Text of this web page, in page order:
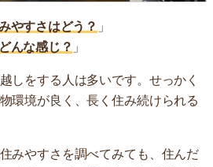
やすさはどう？ 」
んな感じ？ 」
しをする人は多いです。せっかく
環境が良く、長く住み続けられる
みやすさを調べてみても、住んだ